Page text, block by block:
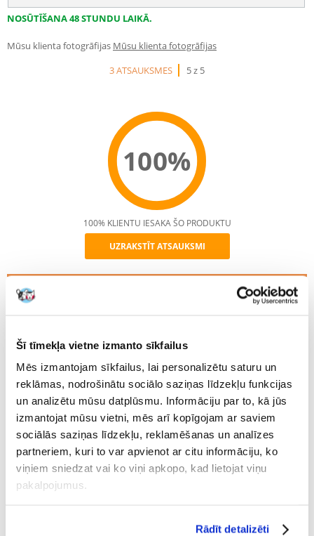
Šī tīmekļa vietne izmanto sīkfailus
Mēs izmantojam sīkfailus, lai personalizētu saturu un
reklāmas, nodrošinātu sociālo saziņas līdzekļu funkcijas
un analizētu mūsu datplūsmu. Informāciju par to, kā jūs
izmantojat mūsu vietni, mēs arī kopīgojam ar saviem
sociālās saziņas līdzekļu, reklamēšanas un analīzes
partneriem, kuri to var apvienot ar citu informāciju, ko
viņiem sniedzat vai ko viņi apkopo, kad lietojat viņu
pakalpojumus.
Rādīt detalizēti
NOSŪTĪŠANA 48 STUNDU LAIKĀ.
Mūsu klienta fotogrāfijas Mūsu klienta fotogrāfijas
3 ATSAUKSMES
5 z 5
100%
Recommend
100% KLIENTU IESAKA ŠO PRODUKTU
UZRAKSTĪT ATSAUKSMI
Apraksts
Recepte ir bagātināta ar dabīgiem ekstraktiem un aktīvu probiotiku, kas
atbalsta un aizsargā organismam nepieciešamās zarnu baktērijas.
Hipoalerģiskā barība satur attīrītus beta-glikānus no rauga, kas veicina
suņa imunitāti.
Uz vistas gaļas balstīta barība, papildināta ar dārzeņiem un garšaugiem.
Kurkumai piemīt pretvēža un veselību veicinošas īpašības. Glikozamīns
un hondroitīns stiprina suņu locītavas, kas ir ļoti svarīgi lielo šķirņu
Nesatur konservantus, krāsvielas un garšas pastiprinātājus.